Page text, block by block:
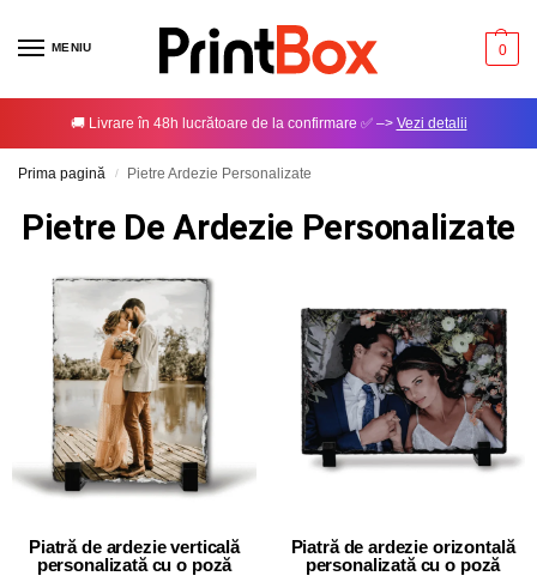
MENIU 0
🚚 Livrare în 48h lucrătoare de la confirmare ✅ –> Vezi detalii
Prima pagină / Pietre Ardezie Personalizate
Pietre De Ardezie Personalizate
Piatră de ardezie verticală
personalizată cu o poză
Piatră de ardezie orizontală
personalizată cu o poză